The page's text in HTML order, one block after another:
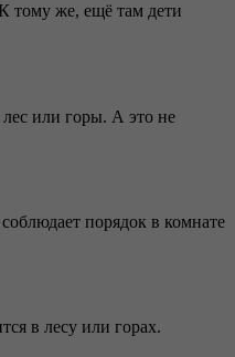
тому же, ещё там дети
лес или горы. А это не
порядок в комнате
в лесу или горах.